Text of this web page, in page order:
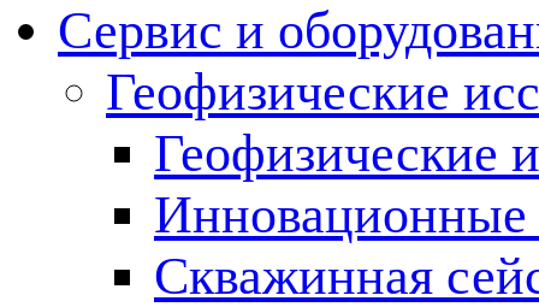
Сервис и
Геофизические
Геофизические
Инновационные
Скважинная